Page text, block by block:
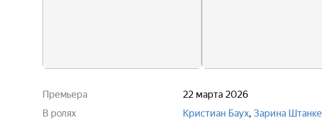
Премьера
22 марта 2026
В ролях
Кристиан Баух, Зарина Штанке